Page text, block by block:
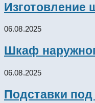
Изготовление
06.08.2025
Шкаф
06.08.2025
Подставки